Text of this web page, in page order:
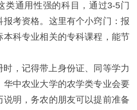
类通用性强的科目，通过3-5门
报考资格。这里有个小窍门：报
本科专业相关的专科课程，能节
时，记得带上身份证、同等学力
华中农业大学的农学类专业会要
说明，务农的朋友可以提前准备